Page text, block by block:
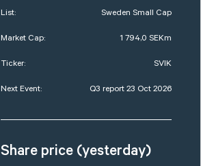
List: Sweden Small Cap
Market Cap: 1 794,0 SEKm
Ticker: SVIK
Next Event: Q3 report 23 Oct 2026
Share price (yesterday)